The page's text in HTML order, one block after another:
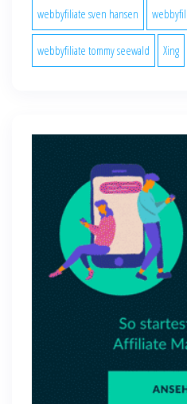
webbyfiliate sven hansen
webbyfiliate tommy seewald Xing